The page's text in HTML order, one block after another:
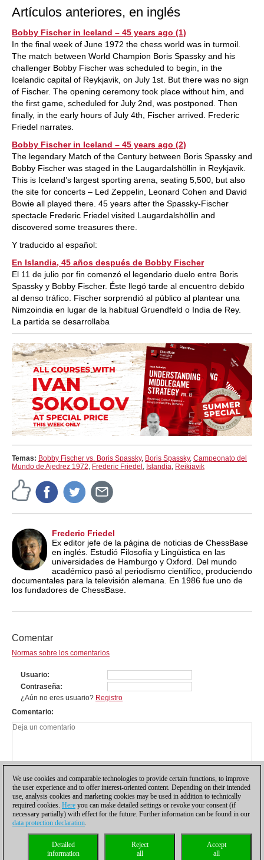
Artículos anteriores, en inglés
Bobby Fischer in Iceland – 45 years ago (1)
In the final week of June 1972 the chess world was in turmoil.
The match between World Champion Boris Spassky and his
challenger Bobby Fischer was scheduled to begin, in the
Icelandic capital of Reykjavik, on July 1st. But there was no sign
of Fischer. The opening ceremony took place without him, and
the first game, scheduled for July 2nd, was postponed. Then
finally, in the early hours of July 4th, Fischer arrived. Frederic
Friedel narrates.
Bobby Fischer in Iceland – 45 years ago (2)
The legendary Match of the Century between Boris Spassky and
Bobby Fischer was staged in the Laugardalshöllin in Reykjavik.
This is Iceland’s largest sporting arena, seating 5,500, but also
the site for concerts – Led Zeppelin, Leonard Cohen and David
Bowie all played there. 45 years after the Spassky-Fischer
spectacle Frederic Friedel visited Laugardalshöllin and
discovered some treasures there.
Y traducido al español:
En Islandia, 45 años después de Bobby Fischer
El 11 de julio por fin comenzó el legendario duelo entre Boris
Spassky y Bobby Fischer. Éste llegó tarde al encuentro debido
al denso tráfico. Fischer sorprendió al público al plantear una
Nimzoindia en lugar de la habitual Gruendfeld o India de Rey.
La partida se desarrollaba
Temas: Bobby Fischer vs. Boris Spassky, Boris Spassky, Campeonato del
Mundo de Ajedrez 1972, Frederic Friedel , Islandia, Reikiavik
Frederic Friedel
Ex editor jefe de la página de noticias de ChessBase
en inglés. Estudió Filosofía y Lingüistica en las
universidades de Hamburgo y Oxford. Del mundo
académico pasó al periodismo científico, produciendo
documentales para la televisión alemana. En 1986 fue uno de
los fundadores de ChessBase.
Comentar
Normas sobre los comentarios
Usuario
Contraseña
¿Aún no eres usuario? Registro
Comentario
Política de privacidad |Para contactar Cookies Management
Licencias
Compliance Hotline
We use cookies and comparable technologies to provide certain functions, to improve
the user experience and to offer interest-oriented content. Depending on their intended
use, analysis cookies and marketing cookies may be used in addition to technically
required cookies. Here you can make detailed settings or revoke your consent (if
necessary partially) with effect for the future. Further information can be found in our
data protection declaration.
Accept
all
Reject
all
Detailed
information